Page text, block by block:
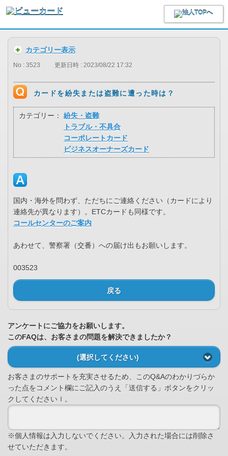
カテゴリー表示
No : 3523 更新日時 : 2023/08/22 17:32
カードを紛失または盗難に遭った時は？
カテゴリー：
紛失・盗難
トラブル・不具合
コーポレートカード
ビジネスオーナーズカード
国内・海外を問わず、ただちにご連絡ください（カードにより
連絡先が異なります）。ETCカードも同様です。
コールセンターのご案内
あわせて、警察署（交番）への届け出もお願いします。
003523
戻る
アンケートにご協力をお願いします。
このFAQは、お客さまの問題を解決できましたか？
(選択してください)
お客さまのサポートを充実させるため、このQ&Aのわかりづらか
った点をコメント欄にご記入のうえ「送信する」ボタンをクリッ
クしてくださいｌ。
※個人情報は入力しないでください。入力された場合には削除さ
せていただきます。